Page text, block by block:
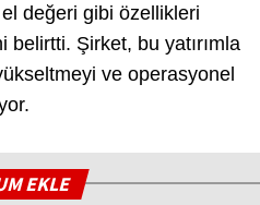
değeri gibi özellikleri
Şirket, bu yatırımla
ve operasyonel
EKLE